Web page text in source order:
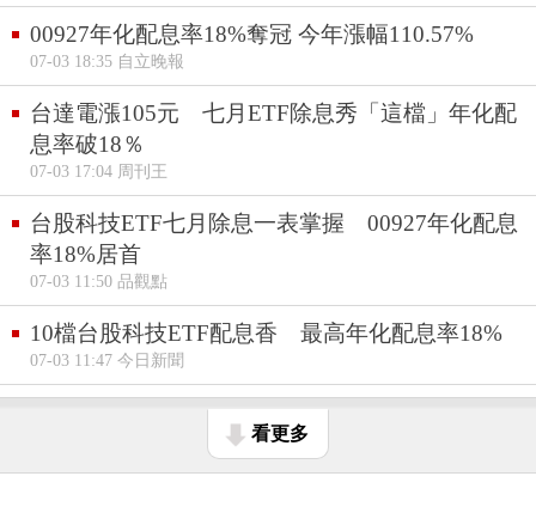
00927年化配息率18%奪冠 今年漲幅110.57%
07-03 18:35 自立晚報
台達電漲105元 七月ETF除息秀「這檔」年化配
息率破18％
07-03 17:04 周刊王
台股科技ETF七月除息一表掌握 00927年化配息
率18%居首
07-03 11:50 品觀點
10檔台股科技ETF配息香 最高年化配息率18%
07-03 11:47 今日新聞
看更多